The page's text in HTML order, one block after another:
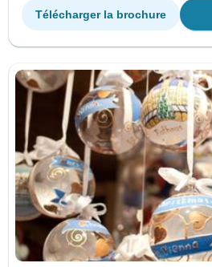
Télécharger la brochure